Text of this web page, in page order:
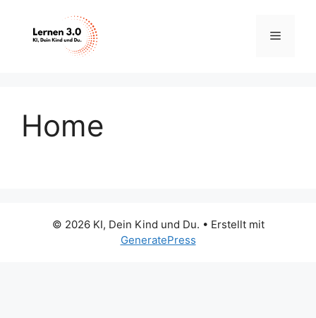
springen
Menü
Home
© 2026 KI, Dein Kind und Du. • Erstellt mit
GeneratePress